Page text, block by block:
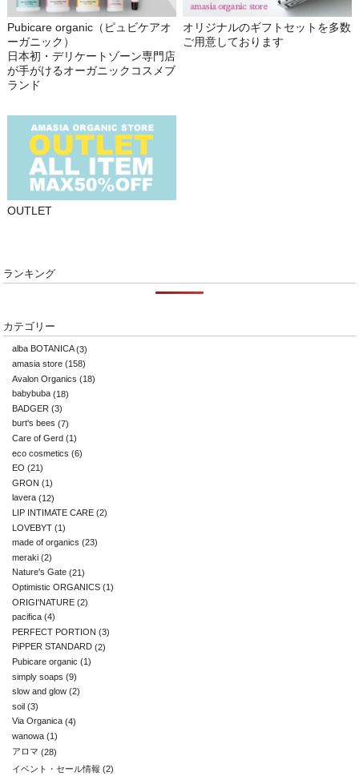
Pubicare organic（ピュビケアオ
ーガニック）
日本初・デリケートゾーン専門店
が手がけるオーガニックコスメブ
ランド
オリジナルのギフトセットを多数
ご用意しております
OUTLET
ランキング
カテゴリー
alba BOTANICA(3)
amasia store (158)
Avalon Organics (18)
babybuba (18)
BADGER (3)
burt's bees (7)
Care of Gerd (1)
eco cosmetics (6)
EO (21)
GRON (1)
lavera (12)
LIP INTIMATE CARE (2)
LOVEBYT (1)
made of organics (23)
meraki (2)
Nature's Gate (21)
Optimistic ORGANICS (1)
ORIGI'NATURE (2)
pacifica (4)
PERFECT PORTION (3)
PiPPER STANDARD (2)
Pubicare organic (1)
simply soaps (9)
slow and glow (2)
soil (3)
Via Organica (4)
wanowa (1)
アロマ (28)
イベント・セール情報 (2)